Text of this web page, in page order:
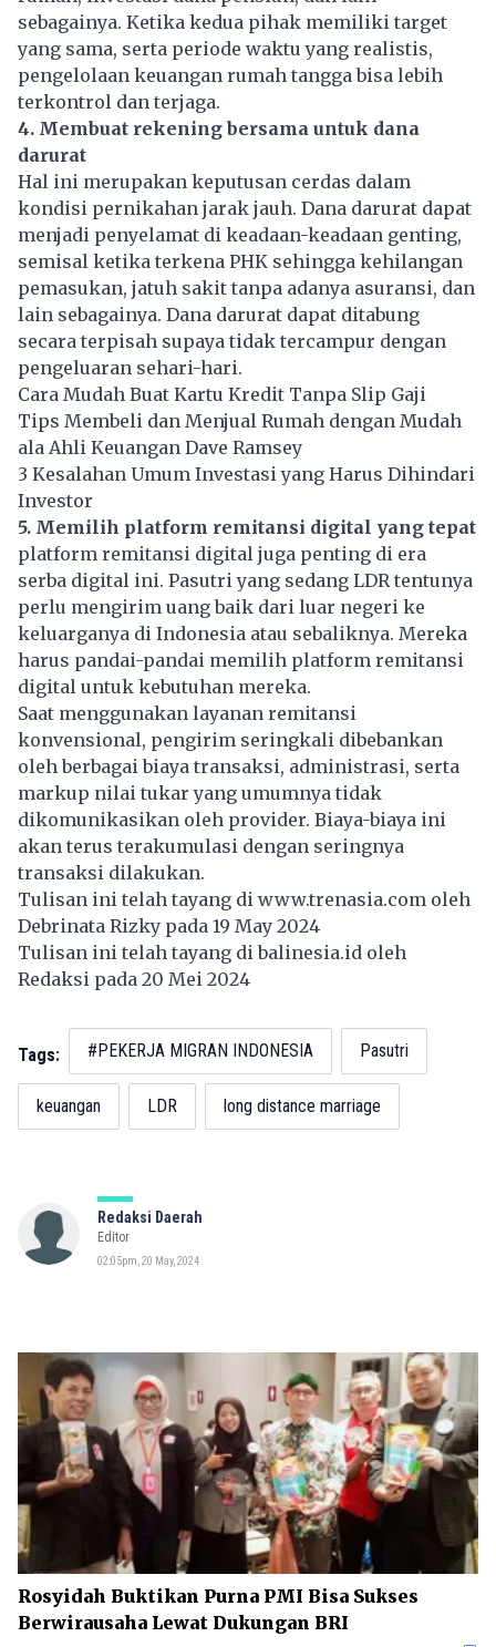
sebagainya. Ketika kedua pihak memiliki target
yang sama, serta periode waktu yang realistis,
pengelolaan keuangan rumah tangga bisa lebih
terkontrol dan terjaga.
4. Membuat rekening bersama untuk dana
darurat
Hal ini merupakan keputusan cerdas dalam
kondisi pernikahan jarak jauh. Dana darurat dapat
menjadi penyelamat di keadaan-keadaan genting,
semisal ketika terkena PHK sehingga kehilangan
pemasukan, jatuh sakit tanpa adanya asuransi, dan
lain sebagainya. Dana darurat dapat ditabung
secara terpisah supaya tidak tercampur dengan
pengeluaran sehari-hari.
Cara Mudah Buat Kartu Kredit Tanpa Slip Gaji
Tips Membeli dan Menjual Rumah dengan Mudah
ala Ahli Keuangan Dave Ramsey
3 Kesalahan Umum Investasi yang Harus Dihindari
Investor
5. Memilih platform remitansi digital yang tepat
platform remitansi digital juga penting di era
serba digital ini. Pasutri yang sedang LDR tentunya
perlu mengirim uang baik dari luar negeri ke
keluarganya di Indonesia atau sebaliknya. Mereka
harus pandai-pandai memilih platform remitansi
digital untuk kebutuhan mereka.
Saat menggunakan layanan remitansi
konvensional, pengirim seringkali dibebankan
oleh berbagai biaya transaksi, administrasi, serta
markup nilai tukar yang umumnya tidak
dikomunikasikan oleh provider. Biaya-biaya ini
akan terus terakumulasi dengan seringnya
transaksi dilakukan.
Tulisan ini telah tayang di www.trenasia.com oleh
Debrinata Rizky pada 19 May 2024
Tulisan ini telah tayang dibalinesia.id oleh
Redaksi pada 20 Mei 2024
Tags: #PEKERJA MIGRAN INDONESIA Pasutri
keuangan LDR long distance marriage
Redaksi Daerah
Editor
02:05pm, 20 May, 2024
Rosyidah Buktikan Purna PMI Bisa Sukses
Berwirausaha Lewat Dukungan BRI